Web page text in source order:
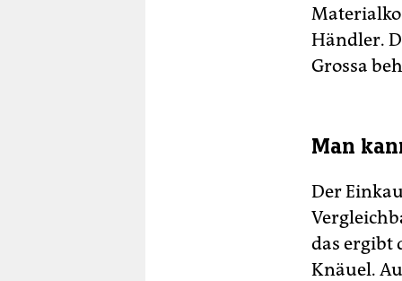
Händler.
Grossa
Man
Der
das ergibt
Knäuel.